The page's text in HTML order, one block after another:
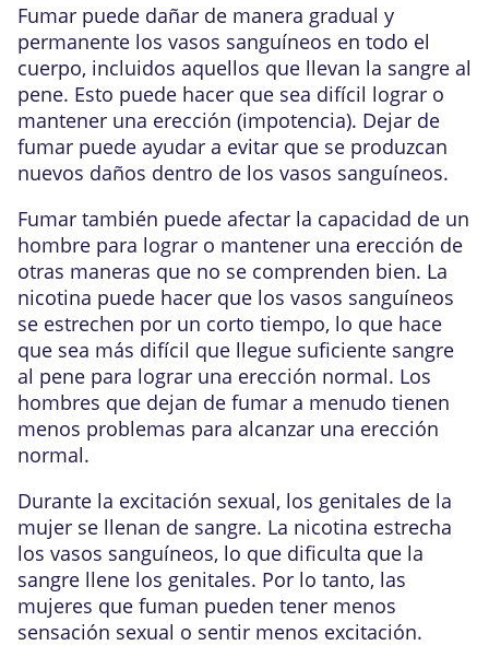
Fumar puede dañar de manera gradual y
permanente los vasos sanguíneos en todo el
cuerpo, incluidos aquellos que llevan la sangre al
pene. Esto puede hacer que sea difícil lograr o
mantener una erección (impotencia). Dejar de
fumar puede ayudar a evitar que se produzcan
nuevos daños dentro de los vasos sanguíneos.
Fumar también puede afectar la capacidad de un
hombre para lograr o mantener una erección de
otras maneras que no se comprenden bien. La
nicotina puede hacer que los vasos sanguíneos
se estrechen por un corto tiempo, lo que hace
que sea más difícil que llegue suficiente sangre
al pene para lograr una erección normal. Los
hombres que dejan de fumar a menudo tienen
menos problemas para alcanzar una erección
normal.
Durante la excitación sexual, los genitales de la
mujer se llenan de sangre. La nicotina estrecha
los vasos sanguíneos, lo que dificulta que la
sangre llene los genitales. Por lo tanto, las
mujeres que fuman pueden tener menos
sensación sexual o sentir menos excitación.